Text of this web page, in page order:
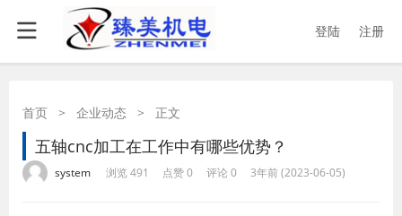
登陆 注册
首页 > 企业动态 > 正文
五轴cnc加工在工作中有哪些优势？
system 浏览 491 点赞 0 评论 0 3年前 (2023-06-05)